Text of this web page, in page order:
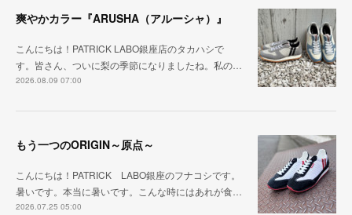
爽やかカラー『ARUSHA（アルーシャ）』
こんにちは！PATRICK LABO銀座店のタカハシで
す。皆さん、ついに梨の季節になりましたね。私の…
2026.08.09 07:00
もう一つのORIGIN～原点～
こんにちは！PATRICK LABO銀座のフナコシです。
暑いです。本当に暑いです。こんな時にはあれが食…
2026.07.25 05:00